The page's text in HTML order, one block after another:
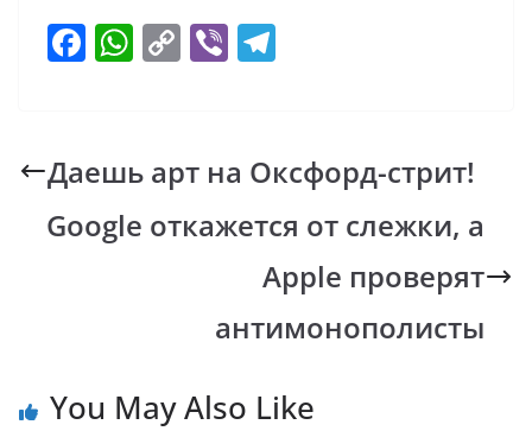
F
b
o
o
W
A
p
C
y
Li
n
Vi
gr
a
m
Даешь арт на Оксфорд-стрит!
Google откажется от слежки, а
Apple проверят
антимонополисты
You May Also Like